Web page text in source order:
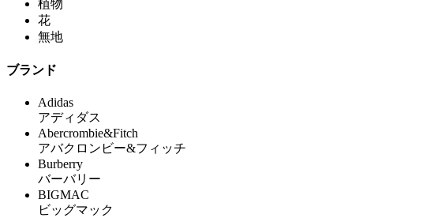
植物
花
無地
ブランド
Adidas
アディダス
Abercrombie&Fitch
アバクロンビー&フィッチ
Burberry
バーバリー
BIGMAC
ビッグマック